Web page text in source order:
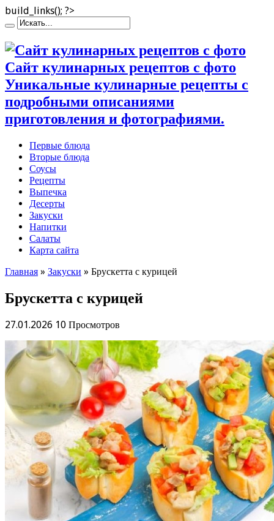
build_links(); ?>
Сайт кулинарных рецептов с фото
Уникальные кулинарные рецепты с
подробными описаниями
приготовления и фотографиями.
Первые блюда
Вторые блюда
Соусы
Рецепты
Выпечка
Десерты
Закуски
Напитки
Салаты
Карта сайта
Главная » Закуски » Брускетта с курицей
Брускетта с курицей
27.01.2026 10 Просмотров